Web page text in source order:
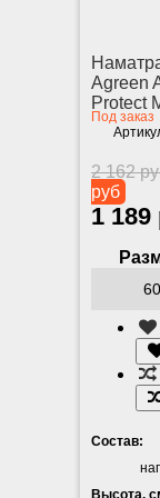
Agreen
Protect
Под заказ
2 162
руб
1 189
Состав: